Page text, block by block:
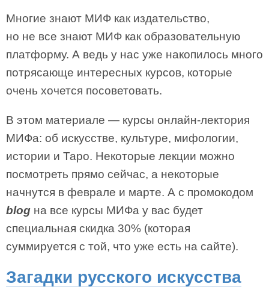
Многие знают МИФ как издательство,
но не все знают МИФ как образовательную
платформу. А ведь у нас уже накопилось много
потрясающе интересных курсов, которые
очень хочется посоветовать.
В этом материале — курсы онлайн-лектория
МИФа: об искусстве, культуре, мифологии,
истории и Таро. Некоторые лекции можно
посмотреть прямо сейчас, а некоторые
начнутся в феврале и марте. А с промокодом
blog на все курсы МИФа у вас будет
специальная скидка 30% (которая
суммируется с той, что уже есть на сайте).
Загадки русского искусства